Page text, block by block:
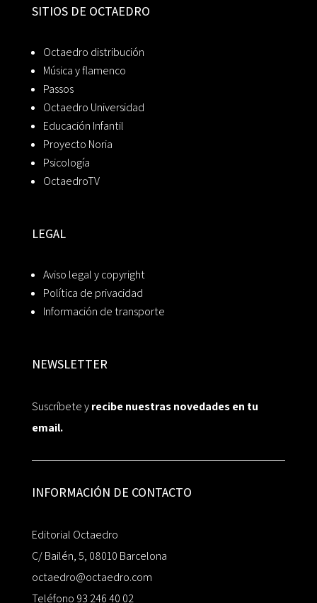
SITIOS DE OCTAEDRO
Octaedro distribución
Música y flamenco
Passos
Octaedro Universidad
Educación Infantil
Proyecto Noria
Psicología
OctaedroTV
LEGAL
Aviso legal y copyright
Política de privacidad
Información de transporte
NEWSLETTER
Suscríbete yrecibe nuestras novedades en tu
email.
INFORMACIÓN DE CONTACTO
Editorial Octaedro
C/ Bailén, 5, 08010 Barcelona
octaedro@octaedro.com
Teléfono 93 246 40 02